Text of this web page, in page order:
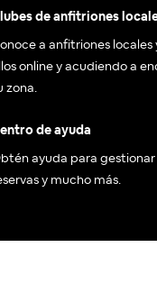
de anfitriones
a anfitriones locales
online y acudiendo a
zona.
de ayuda
ayuda para
y mucho más.